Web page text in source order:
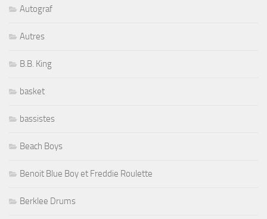
Autograf
Autres
B.B. King
basket
bassistes
Beach Boys
Benoit Blue Boy et Freddie Roulette
Berklee Drums